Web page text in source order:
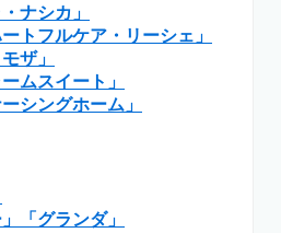
ナシカ」
トフルケア・リーシェ」
ザ」
ムスイート」
シングホーム」
「グランダ」